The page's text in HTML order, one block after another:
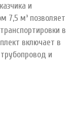
и
7,5 м³ позволяет
в
включает в
и